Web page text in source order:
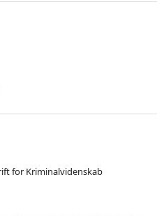
for Kriminalvidenskab